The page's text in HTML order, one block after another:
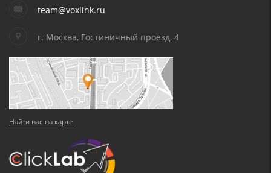
team@voxlink.ru
г. Москва, Гостиничный проезд, 4
Найти нас на карте